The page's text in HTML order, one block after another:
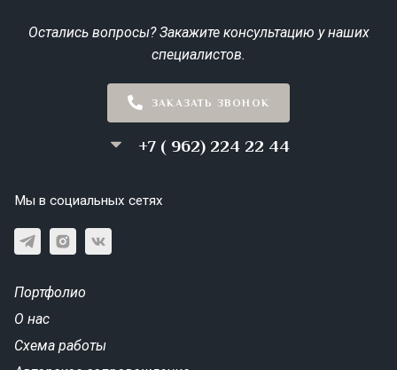
Остались вопросы? Закажите консультацию у наших
специалистов.
ЗАКАЗАТЬ ЗВОНОК
+7 ( 962) 224 22 44
Мы в социальных сетях
Портфолио
О нас
Схема работы